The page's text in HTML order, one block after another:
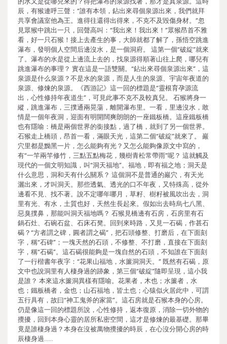
辰，有猴連呼三聲：“誰有本領，鉆出來尋個泉源出來，我們就拜
共享會議室他為王。進得往還得出得來，不克不及毀傷身材。”忽
見眾猴中跳出一只，回聲高叫：“我出來！我出來！”眾猴昂首不雅
看，好一只石猴！接上去產生的事，大師就都了解了，孫悟空跳進
瀑布，發明個人空間后邊沒水，是一個洞府。 這第一個“破綻”就來
了。瀑布的水是從上邊流上去的，找泉源得順著山往上爬，哪兒有
跳進瀑布的事理？ 實在這是一語雙關。“鉆出來尋個泉源出來”，這
泉源是什么泉源？不是水的泉源，而是人生的泉源、宇宙年夜道的
泉源、修煉的泉源。《西游記》這一回的標題是“靈根育孕源流
出，心性修持年夜道生”，可見此事不克不及較真兒。 石猴將身一
縱，跳進瀑布，三撲通兩晃蕩，離開瀑布里。一看，里邊沒水，敢
情是一個年夜洞，迎面有明開闊爽朗朗的一座鐵板橋。這座鐵板橋
也有隱喻：橋是兩個世界的銜接點，過了橋，就到了另一個世界。
石猴走上橋頭，昂首一看，滿眼天光，這第二個“破綻”就來了。 巖
穴里都是黝黑一片，怎么能夠有光？又怎么能夠像原文中寫的，
有“一竿兩竿修竹，三點五點梅花，幾樹青松常帶雨”呢？ 這就觸及
現代的一個文明知識，叫“洞天福地”。福地，即有福之地；洞天是
什么意思，洞和天有什么關系？ 這個洞不是普通的巖穴，有天光
灑出來，才叫洞天。那些透氣、透光的口不年夜，又特殊高，從外
邊看不見、找不著。說不定哪年哪月，草籽、樹籽被風吹出去，洞
里有光、有水，土質也好，天然生長起來。假如出去時烏七八黑、
惡臭撲鼻，那能叫洞天福地嗎？ 石猴見橋邊有石房，石房里有石
鍋石灶、石碗石盆、石床石凳。回到來時路，又見一石碣，作甚石
碣？“方者謂之碑，圓者謂之碣”，把石頭修整、打磨后，在下面刻
字，稱“石碑”；一塊天然的石頭，不修整、不打磨，直接在下面刻
字，稱“石碣”。這石碣很能夠是一塊自然的石頭，不知誰在下面刻
了一行楷書年夜字：“花果山福地，水簾洞洞天。” 既然有石碣，原
文中也說洞里有人棲身過的跡象，第三個“破綻”隨即呈現，這小我
是誰？ 本來這水簾洞異樣有隱喻。花果者，木也；水簾者，水
也；鐵板橋者，金也；山石福地，皆土也；心猿似火居此中，可謂
五行具有，故曰“神工鬼斧的家當”。這石房就是石猴本身的心房。
仍是像這一回的標題所說，心性修持，返本復原，消除一切外物的
攪擾，回到本身心靈的居所私密空間，這才是修煉的最基礎。那畢
竟是誰棲身過？本身在沒被萬物攪擾的時辰，在心沒分開心房的時
辰棲身過……